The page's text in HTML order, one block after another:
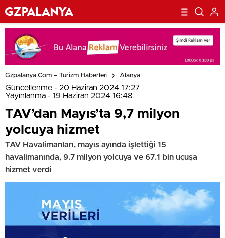
Gzpalanya.com – Turizm Haberleri Alanya
Güncellenme - 20 Haziran 2024 17:27
Yayınlanma - 19 Haziran 2024 16:48
TAV’dan Mayıs’ta 9,7 milyon
yolcuya hizmet
TAV Havalimanları, mayıs ayında işlettiği 15
havalimanında, 9.7 milyon yolcuya ve 67.1 bin uçuşa
hizmet verdi